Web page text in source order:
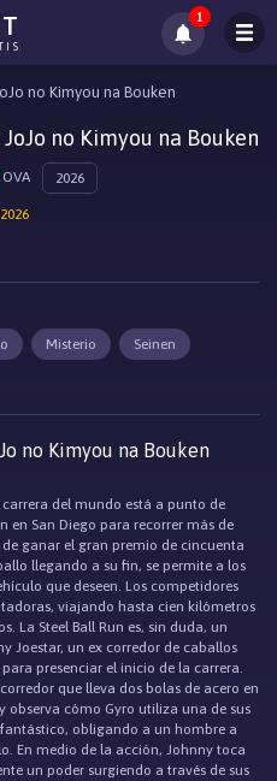
1
no Kimyou na Bouken
no Kimyou na Bouken
OVA 2026
Misterio Seinen
no Kimyou na Bouken
del mundo está a punto de
en San Diego para recorrer más de
ganar el gran premio de cincuenta
llegando a su fin, se permite a los
que deseen. Los competidores
viajando hasta cien kilómetros
La Steel Ball Run es, sin duda, un
Joestar, un ex corredor de caballos
presenciar el inicio de la carrera.
que lleva dos bolas de acero en
cómo Gyro utiliza una de sus
obligando a un hombre a
En medio de la acción, Johnny toca
un poder surgiendo a través de sus